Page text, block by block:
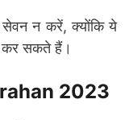
सेवन न करें, क्योंकि ये
कर सकते हैं।
2023